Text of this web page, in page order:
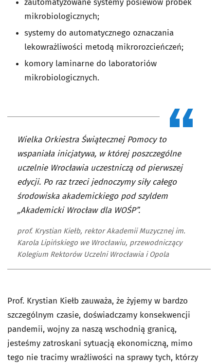
mikrobiologicznych;
systemy do automatycznego oznaczania
lekowrażliwości metodą mikrorozcieńczeń;
komory laminarne do laboratoriów
mikrobiologicznych.
Wielka Orkiestra Świątecznej Pomocy to
wspaniała inicjatywa, w której poszczególne
uczelnie Wrocławia uczestniczą od pierwszej
edycji. Po raz trzeci jednoczymy siły całego
środowiska akademickiego pod szyldem
„Akademicki Wrocław dla WOŚP”.
prof. Krystian Kiełb, rektor Akademii Muzycznej im.
Karola Lipińskiego we Wrocławiu, przewodniczący
Kolegium Rektorów Uczelni Wrocławia i Opola
Prof. Krystian Kiełb zauważa, że żyjemy w bardzo
szczególnym czasie, doświadczamy konsekwencji
pandemii, wojny za naszą wschodnią granicą,
jesteśmy zatroskani sytuacją ekonomiczną, mimo
tego nie tracimy wrażliwości na sprawy tych, którzy